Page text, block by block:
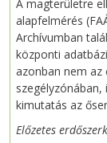
A magterületre
alapfelmérés
Archívumban
központi
azonban nem az
kimutatás az
Előzetes